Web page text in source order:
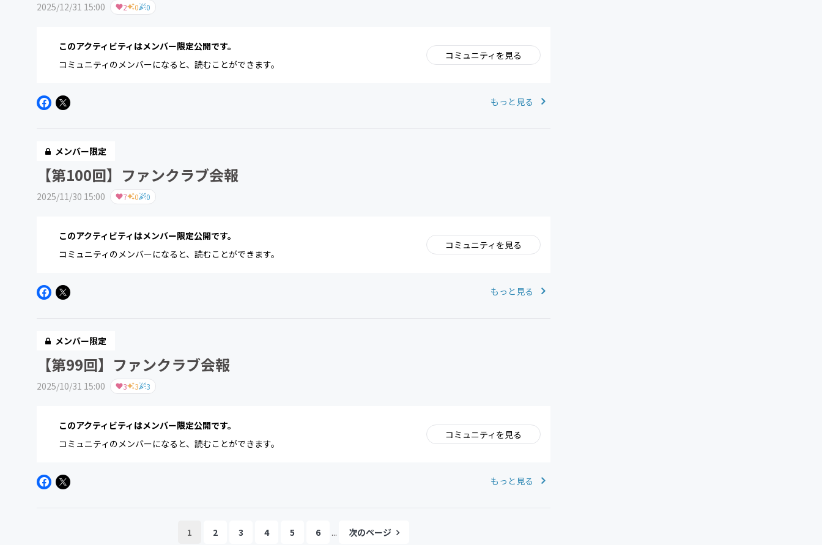
2025/12/31 15:00 2 0 0
このアクティビティはメンバー限定公開です。
コミュニティのメンバーになると、読むことができます。
コミュニティを見る
もっと見る
メンバー限定
【第100回】ファンクラブ会報
2025/11/30 15:00 7 0 0
このアクティビティはメンバー限定公開です。
コミュニティのメンバーになると、読むことができます。
コミュニティを見る
もっと見る
メンバー限定
【第99回】ファンクラブ会報
2025/10/31 15:00 3 3 3
このアクティビティはメンバー限定公開です。
コミュニティのメンバーになると、読むことができます。
コミュニティを見る
もっと見る
1 2 3 4 5 6 ... 次のページ